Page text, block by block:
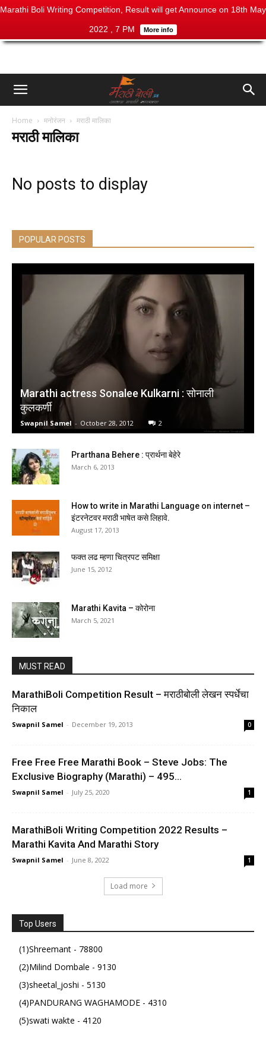
Marathi Boli Writing Competition, Result will get Announce on 18th May
2022 , 7 PM More info
Home मनोरंजन मराठी मालिका
मराठी मालिका
No posts to display
POPULAR POSTS
Marathi actress Sonalee Kulkarni : सोनाली
कुलकर्णी
Swapnil Samel - October 28, 2012 2
Prarthana Behere : प्रार्थना बेहेरे
March 6, 2013
How to write in Marathi Language on internet –
इंटरनेटवर मराठी भाषेत कसे लिहावे.
August 17, 2013
फक्त लढ म्हणा चित्रपट समिक्षा
June 15, 2012
Marathi Kavita – कोरोना
March 5, 2021
MUST READ
MarathiBoli Competition Result – मराठीबोली लेखन स्पर्धेचा
निकाल
Swapnil Samel - December 19, 2013 0
Free Free Free Marathi Book – Steve Jobs: The
Exclusive Biography (Marathi) – 495...
Swapnil Samel - July 25, 2020 1
MarathiBoli Writing Competition 2022 Results –
Marathi Kavita And Marathi Story
Swapnil Samel - June 8, 2022 1
Load more
Top Users
(1)Shreemant - 78800
(2)Milind Dombale - 9130
(3)sheetal_joshi - 5130
(4)PANDURANG WAGHAMODE - 4310
(5)swati wakte - 4120